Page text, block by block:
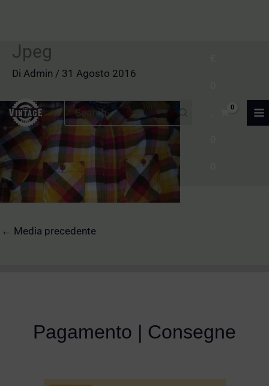
Ricerca
per:
Jpeg
Di Admin / 31 Agosto 2016
← Media precedente
Pagamento | Consegne